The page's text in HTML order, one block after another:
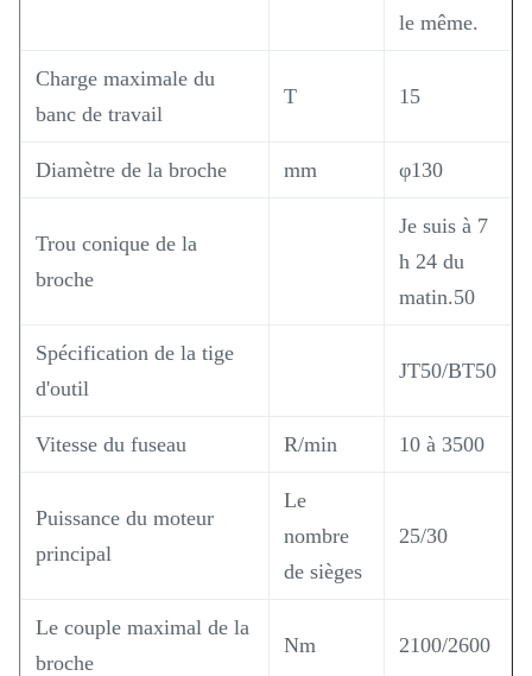
le même.
Charge maximale du
banc de travail
T 15
Diamètre de la broche mm φ130
Trou conique de la
broche
Je suis à 7
h 24 du
matin.50
Spécification de la tige
d'outil
JT50/BT50
Vitesse du fuseau R/min 10 à 3500
Puissance du moteur
principal
Le
nombre
de sièges
25/30
Le couple maximal de la
broche
Nm 2100/2600